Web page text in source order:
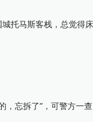
马斯客栈，总觉得
忘拆了”，可警方一查